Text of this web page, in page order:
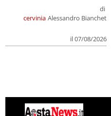
cervinia
di
Alessandro Bianchet
il 07/08/2026